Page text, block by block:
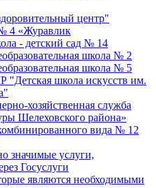
центр"
4 «Журавлик
- детский сад № 14
школа № 2
школа № 5
школа искусств им.
хозяйственная служба
Шелеховского района»
вида № 12
значимые услуги,
Госуслуги
являются необходимыми